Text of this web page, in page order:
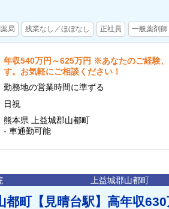
局 残業なし／ほぼなし 正社員 一般薬剤師
年収540万円～625万円 ※あなたのご経験
す。お気軽にご相談ください！
勤務地の営業時間に準ずる
日祝
熊本県 上益城郡山都町
- 車通勤可能
上益城郡山都町
都町【見晴台駅】高年収